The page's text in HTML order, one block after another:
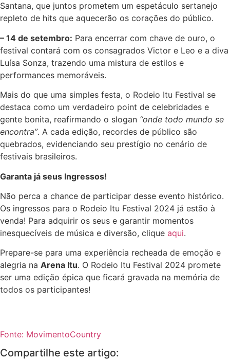
Santana, que juntos prometem um espetáculo sertanejo
repleto de hits que aquecerão os corações do público.
– 14 de setembro: Para encerrar com chave de ouro, o
festival contará com os consagrados Victor e Leo e a diva
Luísa Sonza, trazendo uma mistura de estilos e
performances memoráveis.
Mais do que uma simples festa, o Rodeio Itu Festival se
destaca como um verdadeiro point de celebridades e
gente bonita, reafirmando o slogan “onde todo mundo se
encontra”. A cada edição, recordes de público são
quebrados, evidenciando seu prestígio no cenário de
festivais brasileiros.
Garanta já seus Ingressos!
Não perca a chance de participar desse evento histórico.
Os ingressos para o Rodeio Itu Festival 2024 já estão à
venda! Para adquirir os seus e garantir momentos
inesquecíveis de música e diversão, clique aqui.
Prepare-se para uma experiência recheada de emoção e
alegria na Arena Itu. O Rodeio Itu Festival 2024 promete
ser uma edição épica que ficará gravada na memória de
todos os participantes!
Fonte: MovimentoCountry
Compartilhe este artigo: